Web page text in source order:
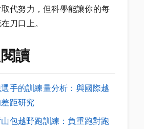
代努力，但科學能讓你的每
刀口上。
讀
手的訓練量分析：與國際越
距研究
包越野跑訓練：負重跑對跑